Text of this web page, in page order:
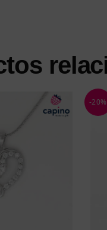
-20%